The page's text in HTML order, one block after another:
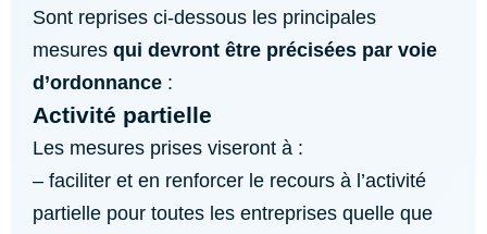
Sont reprises ci-dessous les principales
mesures qui devront être précisées par voie
d’ordonnance :
Activité partielle
Les mesures prises viseront à :
– faciliter et en renforcer le recours à l’activité
partielle pour toutes les entreprises quelle que